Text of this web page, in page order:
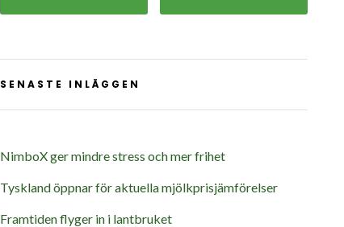
SENASTE INLÄGGEN
NimboX ger mindre stress och mer frihet
Tyskland öppnar för aktuella mjölkprisjämförelser
Framtiden flyger in i lantbruket